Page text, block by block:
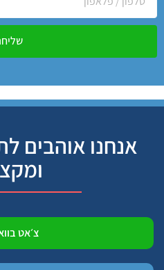
אנחנו אוהבים
צ׳אט